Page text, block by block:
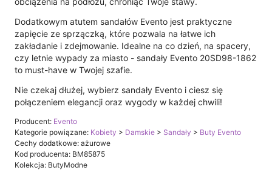
Dodatkowym atutem sandałów Evento jest praktyczne
zapięcie ze sprzączką, które pozwala na łatwe ich
zakładanie i zdejmowanie. Idealne na co dzień, na spacery,
czy letnie wypady za miasto - sandały Evento 20SD98-1862
to must-have w Twojej szafie.
Nie czekaj dłużej, wybierz sandały Evento i ciesz się
połączeniem elegancji oraz wygody w każdej chwili!
Producent: Evento
Kategorie powiązane: Kobiety > Damskie > Sandały > Buty Evento
Cechy dodatkowe: ażurowe
Kod producenta: BM85875
Kolekcja: ButyModne